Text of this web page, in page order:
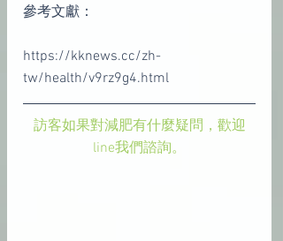
參考文獻：
https://kknews.cc/zh-
tw/health/v9rz9g4.html
訪客如果對減肥有什麼疑問，歡迎
line我們諮詢。